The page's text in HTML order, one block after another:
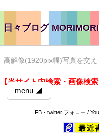
日々ブログ
高解像(1920pix幅)写真を交
【当サイト内検索・画像検索
menu ◢
FB・twitter フォロー /